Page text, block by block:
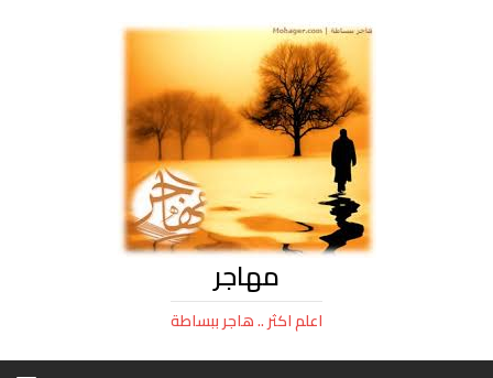
مهاجر
اعلم اكثر .. هاجر ببساطة